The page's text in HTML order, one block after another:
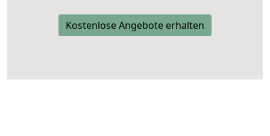
Kostenlose Angebote erhalten